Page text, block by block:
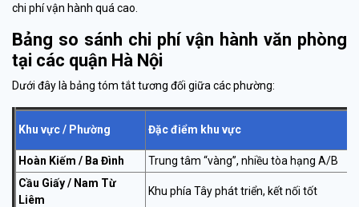
chi phí vận hành quá cao.
Bảng so sánh chi phí vận hành văn phòng
tại các quận Hà Nội
Dưới đây là bảng tóm tắt tương đối giữa các phường:
Khu vực / Phường Đặc điểm khu vực
Hoàn Kiếm / Ba Đình
Trung tâm “vàng”, nhiều tòa hạng A/B
Cầu Giấy / Nam Từ
Liêm
Khu phía Tây phát triển, kết nối tốt